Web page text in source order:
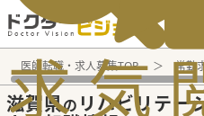
電話で
求気
医師転職・求人募集TOP 常勤
滋賀県の リハビリテー